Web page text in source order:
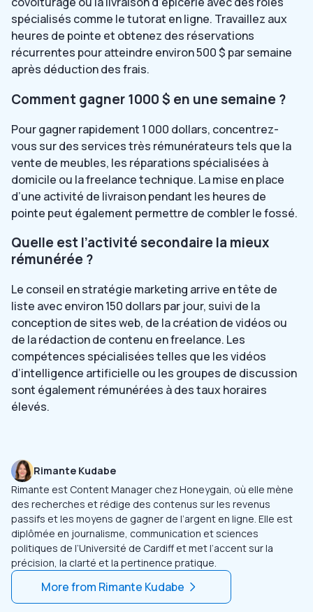
spécialisés comme le tutorat en ligne. Travaillez aux
heures de pointe et obtenez des réservations
récurrentes pour atteindre environ 500 $ par semaine
après déduction des frais.
Comment gagner 1000 $ en une semaine ?
Pour gagner rapidement 1 000 dollars, concentrez-
vous sur des services très rémunérateurs tels que la
vente de meubles, les réparations spécialisées à
domicile ou la freelance technique. La mise en place
d’une activité de livraison pendant les heures de
pointe peut également permettre de combler le fossé.
Quelle est l’activité secondaire la mieux
rémunérée ?
Le conseil en stratégie marketing arrive en tête de
liste avec environ 150 dollars par jour, suivi de la
conception de sites web, de la création de vidéos ou
de la rédaction de contenu en freelance. Les
compétences spécialisées telles que les vidéos
d’intelligence artificielle ou les groupes de discussion
sont également rémunérées à des taux horaires
élevés.
Rimante Kudabe
Rimante est Content Manager chez Honeygain, où elle mène
des recherches et rédige des contenus sur les revenus
passifs et les moyens de gagner de l’argent en ligne. Elle est
diplômée en journalisme, communication et sciences
politiques de l’Université de Cardiff et met l’accent sur la
précision, la clarté et la pertinence pratique.
More from Rimante Kudabe